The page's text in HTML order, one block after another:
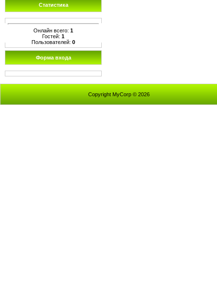
Статистика
Онлайн всего: 1
Гостей: 1
Пользователей: 0
Форма входа
Copyright MyCorp © 2026